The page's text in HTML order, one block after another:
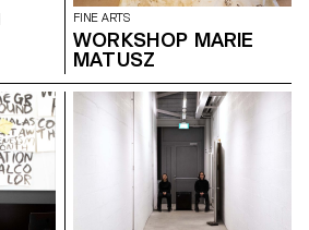
FINE ARTS
WORKSHOP MARIE
MATUSZ